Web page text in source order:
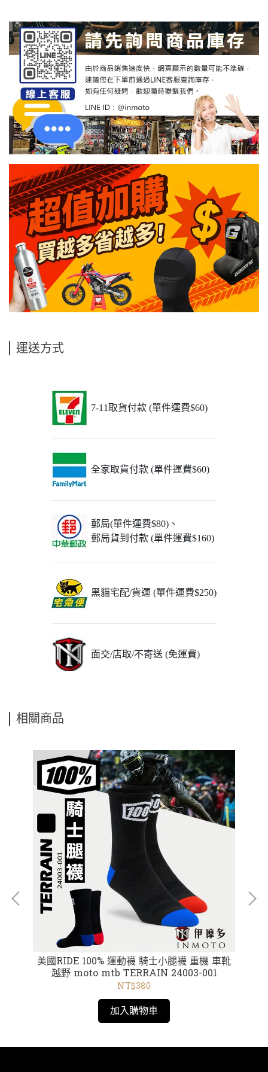
運送方式
7-11取貨付款 (單件運費$60)
全家取貨付款 (單件運費$60)
郵局(單件運費$80)、
郵局貨到付款 (單件運費$160)
黑貓宅配/貨運 (單件運費$250)
面交/店取/不寄送 (免運費)
相關商品
美國RIDE 100% 運動襪 騎士小腿襪 重機 車靴
越野 moto mtb TERRAIN 24003-001
NT$380
加入購物車